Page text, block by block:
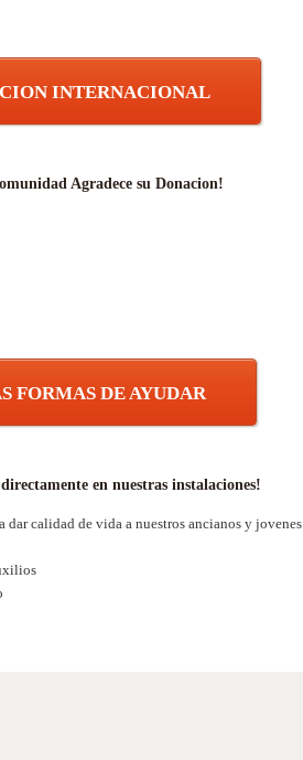
INTERNACIONAL
Agradece su Donacion!
FORMAS DE AYUDAR
en nuestras instalaciones!
dar calidad de vida a nuestros ancianos y jovenes